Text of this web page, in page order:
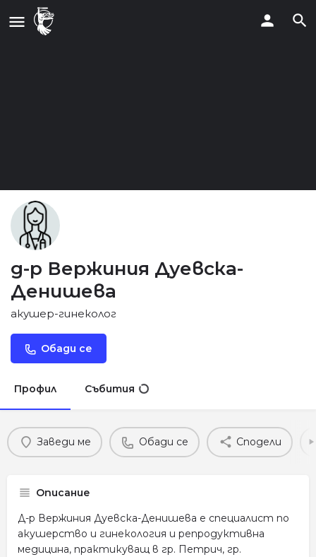
д-р Вержиния Дуевска-
Денишева
акушер-гинеколог
Обади се
Профил Събития
Заведи ме Обади се Сподели
Описание
Д-р Вержиния Дуевска-Денишева е специалист по
акушерство и гинекология и репродуктивна
медицина, практикуващ в гр. Петрич, гр.